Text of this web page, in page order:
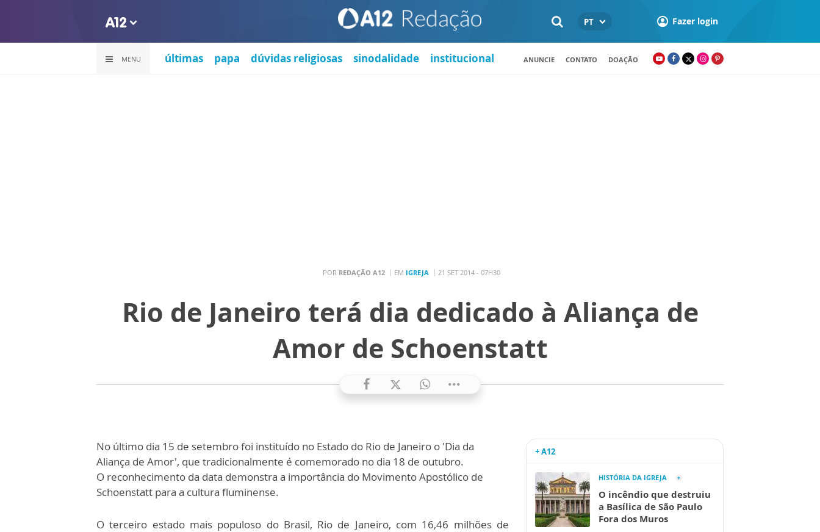
PT Fazer login
MENU últimas papa dúvidas religiosas sinodalidade institucional ANUNCIE CONTATO DOAÇÃO
POR REDAÇÃO A12 EM IGREJA 21 SET 2014 - 07H30
Rio de Janeiro terá dia dedicado à Aliança de
Amor de Schoenstatt
No último dia 15 de setembro foi instituído no Estado do Rio de Janeiro o 'Dia da
Aliança de Amor', que tradicionalmente é comemorado no dia 18 de outubro.
O reconhecimento da data demonstra a importância do Movimento Apostólico de
Schoenstatt para a cultura fluminense.
O terceiro estado mais populoso do Brasil, Rio de Janeiro, com 16,46 milhões de
+ A12
HISTÓRIA DA IGREJA
O incêndio que destruiu
a Basílica de São Paulo
Fora dos Muros